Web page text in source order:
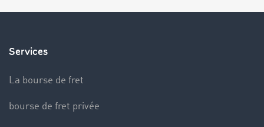
Services
La bourse de fret
bourse de fret privée